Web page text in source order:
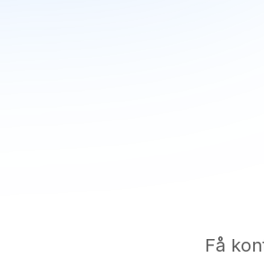
Få